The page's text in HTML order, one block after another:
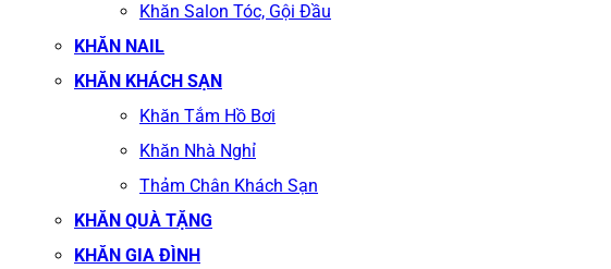
Khăn Salon Tóc, Gội Đầu
KHĂN NAIL
KHĂN KHÁCH SẠN
Khăn Tắm Hồ Bơi
Khăn Nhà Nghỉ
Thảm Chân Khách Sạn
KHĂN QUÀ TẶNG
KHĂN GIA ĐÌNH